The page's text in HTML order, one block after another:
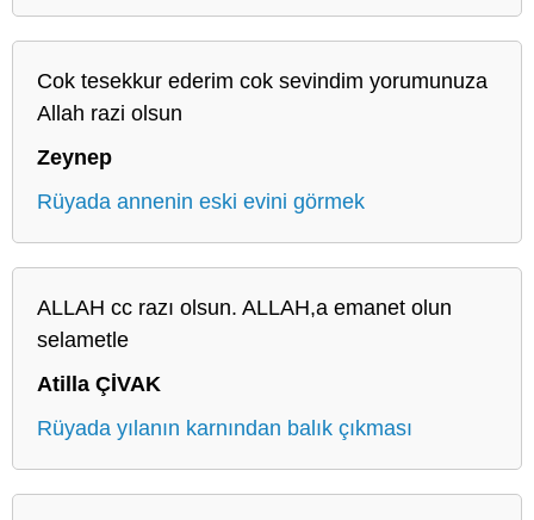
Cok tesekkur ederim cok sevindim yorumunuza
Allah razi olsun
Zeynep
Rüyada annenin eski evini görmek
ALLAH cc razı olsun. ALLAH,a emanet olun
selametle
Atilla ÇİVAK
Rüyada yılanın karnından balık çıkması